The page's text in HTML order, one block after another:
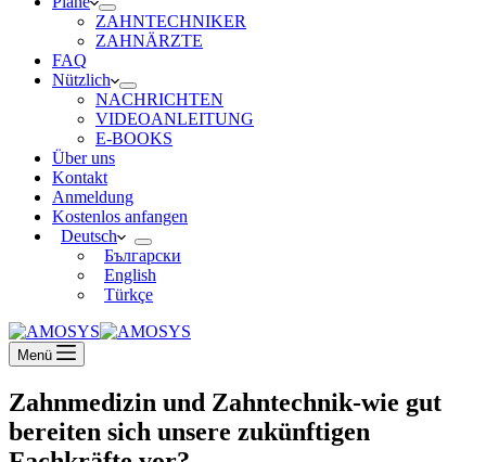
ZAHNTECHNIKER
ZAHNÄRZTE
FAQ
Nützlich
NACHRICHTEN
VIDEOANLEITUNG
E-BOOKS
Über uns
Kontakt
Anmeldung
Kostenlos anfangen
Deutsch
Български
English
Türkçe
Menü
Zahnmedizin und Zahntechnik-wie gut
bereiten sich unsere zukünftigen